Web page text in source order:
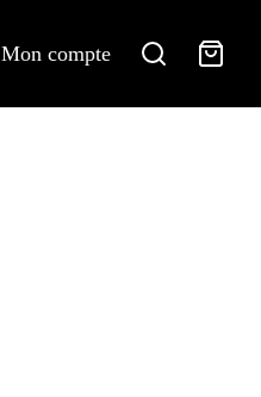
Mon compte